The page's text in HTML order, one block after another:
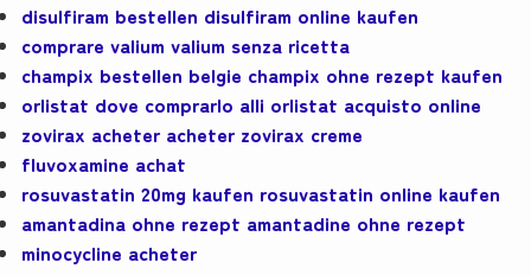
disulfiram bestellen disulfiram online kaufen
comprare valium valium senza ricetta
champix bestellen belgie champix ohne rezept kaufen
orlistat dove comprarlo alli orlistat acquisto online
zovirax acheter acheter zovirax creme
fluvoxamine achat
rosuvastatin 20mg kaufen rosuvastatin online kaufen
amantadina ohne rezept amantadine ohne rezept
minocycline acheter